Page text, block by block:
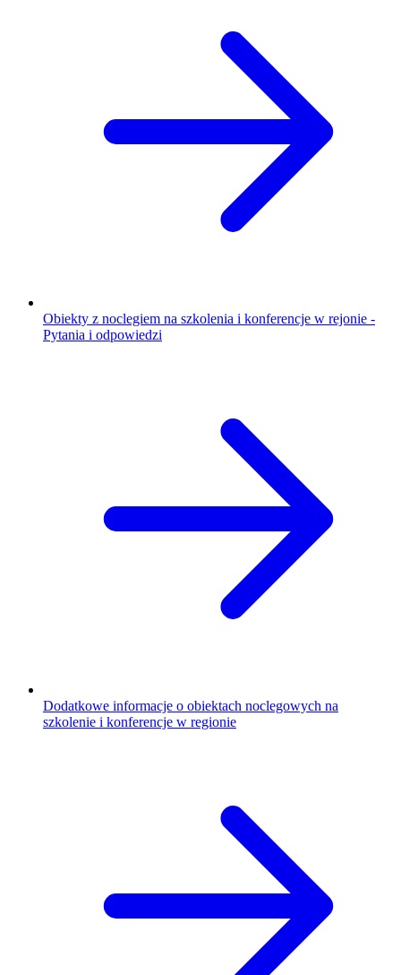
Obiekty z noclegiem na szkolenia i konferencje w rejonie -
Pytania i odpowiedzi
Dodatkowe informacje o obiektach noclegowych na
szkolenie i konferencje w regionie